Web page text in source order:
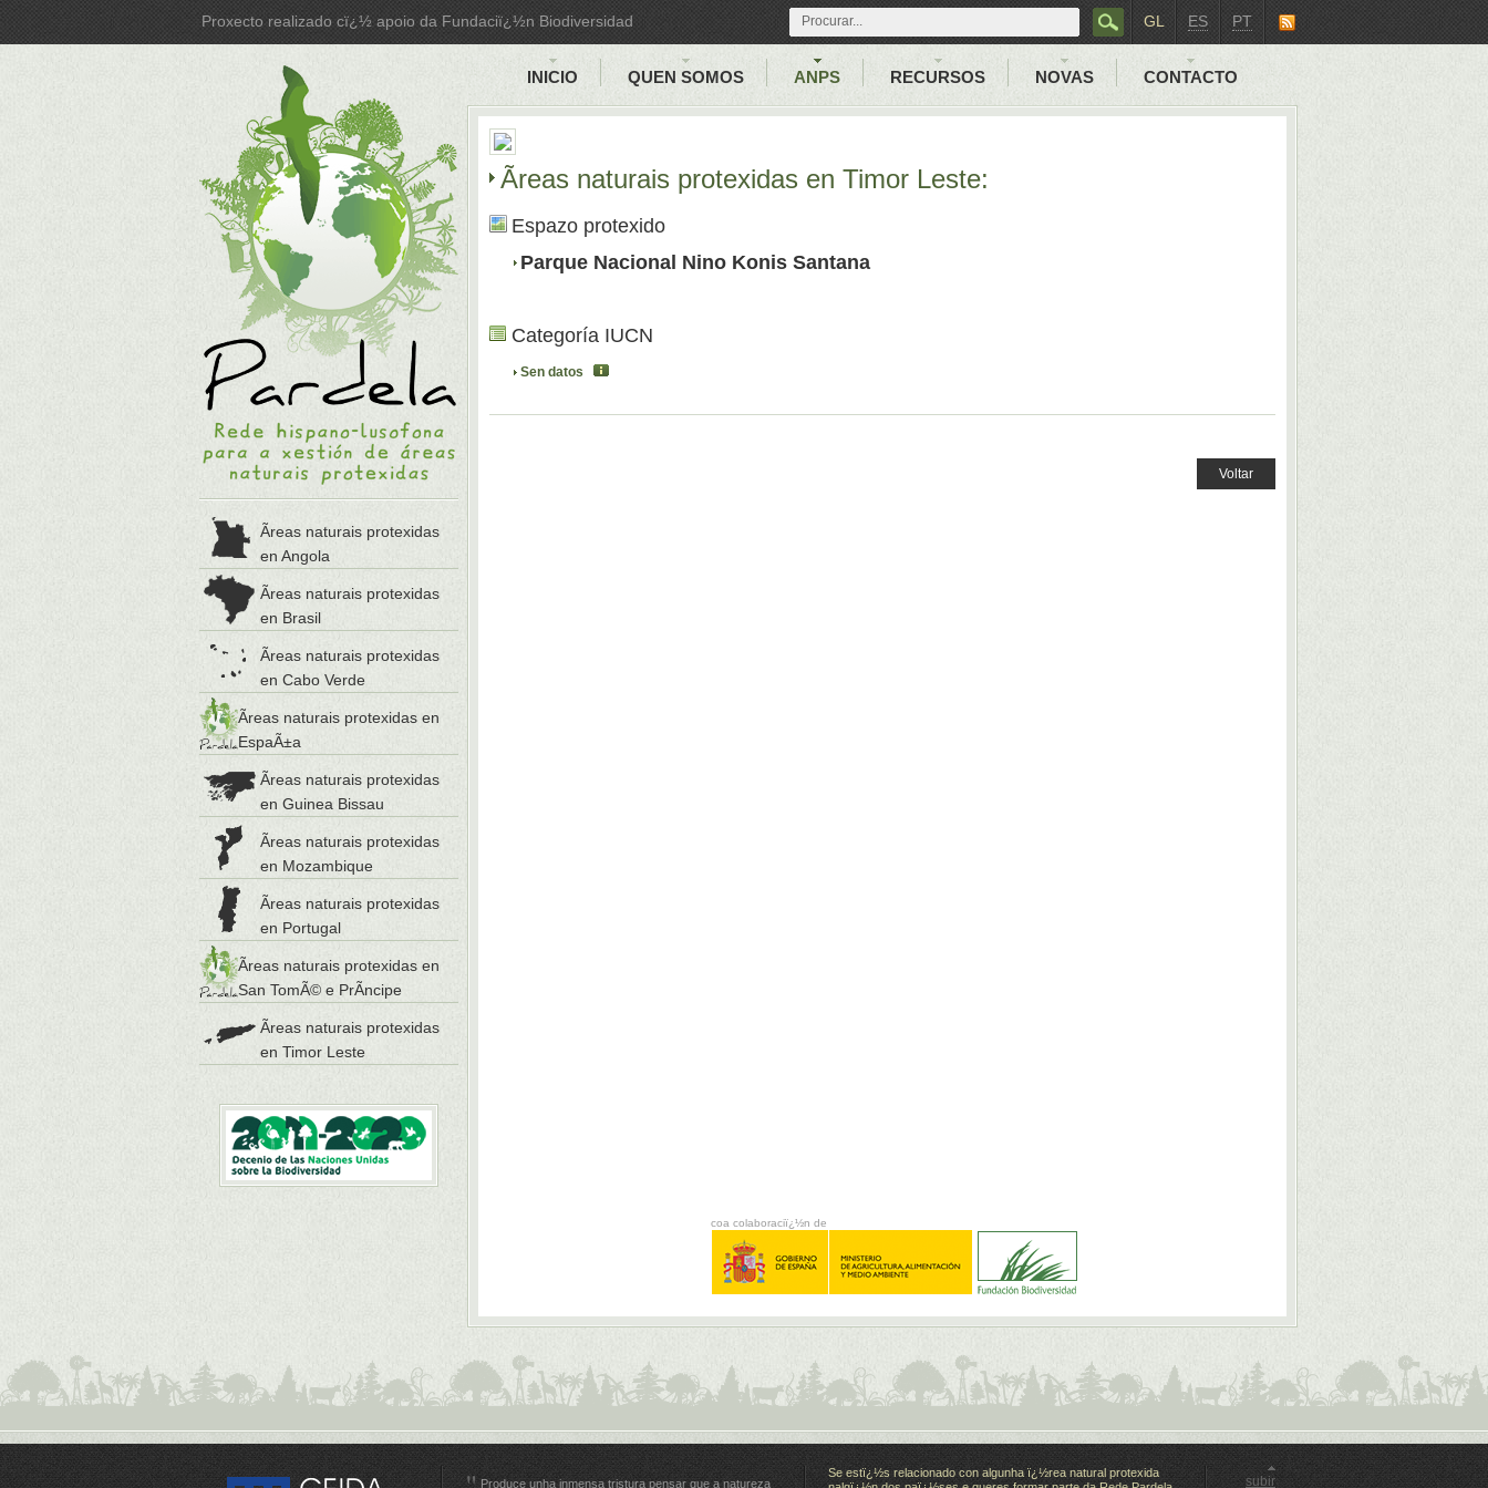
Proxecto realizado cï¿½ apoio da Fundaciï¿½n Biodiversidad PT
ES
GL
Ãreas naturais protexidas
en Angola
Ãreas naturais protexidas
en Brasil
Ãreas naturais protexidas
en Cabo Verde
Ãreas naturais protexidas en
EspaÃ±a
Ãreas naturais protexidas
en Guinea Bissau
Ãreas naturais protexidas
en Mozambique
Ãreas naturais protexidas
en Portugal
Ãreas naturais protexidas en
San TomÃ© e PrÃ­ncipe
Ãreas naturais protexidas
en Timor Leste
INICIO QUEN SOMOS ANPS RECURSOS NOVAS CONTACTO
Ãreas naturais protexidas en Timor Leste:
Espazo protexido
Parque Nacional Nino Konis Santana
Categoría IUCN
Sen datos
Voltar
coa colaboraciï¿½n de
Produce unha inmensa tristura pensar que a natureza
Se estï¿½s relacionado con algunha ï¿½rea natural protexida
subir